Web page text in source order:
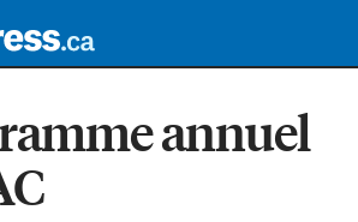
annuel